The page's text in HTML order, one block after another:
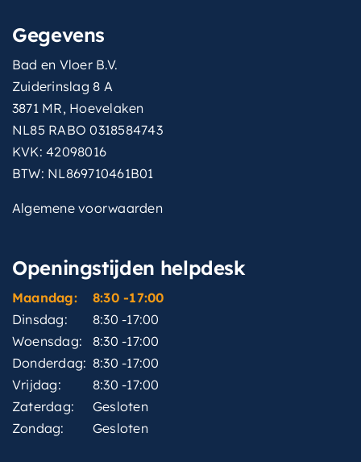
Gegevens
Bad en Vloer B.V.
Zuiderinslag 8 A
3871 MR, Hoevelaken
NL85 RABO 0318584743
KVK: 42098016
BTW: NL869710461B01
Algemene voorwaarden
Openingstijden helpdesk
Maandag:
8:30 -17:00
Dinsdag:
8:30 -17:00
Woensdag:
8:30 -17:00
Donderdag: 8:30 -17:00
Vrijdag:
8:30 -17:00
Zaterdag:
Gesloten
Zondag:
Gesloten